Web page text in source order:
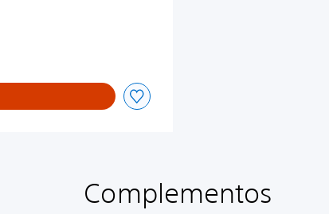
Complementos